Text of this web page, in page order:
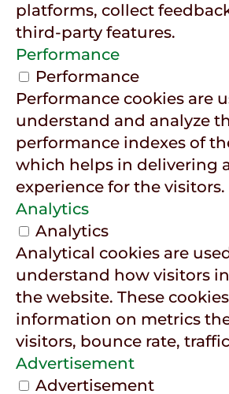
platforms, collect
third-party features.
Performance
Performance
Performance cookies are
understand and analyze
performance indexes of
which helps in delivering
experience for the visitors.
Analytics
Analytics
Analytical cookies are
understand how visitors
the website. These
information on metrics
visitors, bounce rate,
Advertisement
Advertisement